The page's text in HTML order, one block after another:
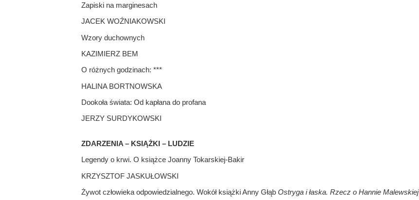
Zapiski na marginesach
JACEK WOŹNIAKOWSKI
Wzory duchownych
KAZIMIERZ BEM
O różnych godzinach: ***
HALINA BORTNOWSKA
Dookoła świata: Od kapłana do profana
JERZY SURDYKOWSKI
ZDARZENIA – KSIĄŻKI – LUDZIE
Legendy o krwi. O książce Joanny Tokarskiej-Bakir
KRZYSZTOF JASKUŁOWSKI
Żywot człowieka odpowiedzialnego. Wokół książki Anny Głąb Ostryga i łaska. Rzecz o Hannie Malewskiej